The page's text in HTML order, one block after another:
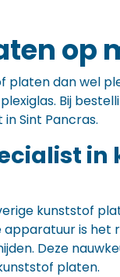
op
platen dan wel
Bij
Sint Pancras.
kunststof
apparatuur is
Deze
platen.